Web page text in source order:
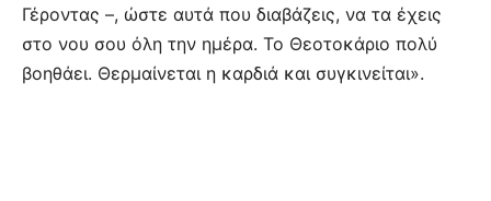
Γέροντας –, ώστε αυτά που διαβάζεις, να τα έχεις
στο νου σου όλη την ημέρα. Το Θεοτοκάριο πολύ
βοηθάει. Θερμαίνεται η καρδιά και συγκινείται».